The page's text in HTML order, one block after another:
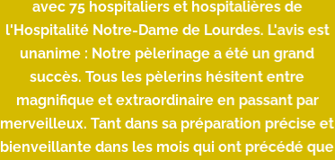
avec 75 hospitaliers et hospitalières de
l'Hospitalité Notre-Dame de Lourdes. L'avis est
unanime : Notre pèlerinage a été un grand
succès. Tous les pèlerins hésitent entre
magnifique et extraordinaire en passant par
merveilleux. Tant dans sa préparation précise et
bienveillante dans les mois qui ont précédé que